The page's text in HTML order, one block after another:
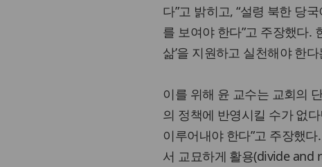
다”고 밝히고, “설령 북한 당
를 보여야 한다”고 주장했다.
삶’을 지원하고 실천해야 한
이를 위해 윤 교수는 교회의
의 정책에 반영시킬 수가 없
이루어내야 한다”고 주장했
서 교묘하게 활용(divide and